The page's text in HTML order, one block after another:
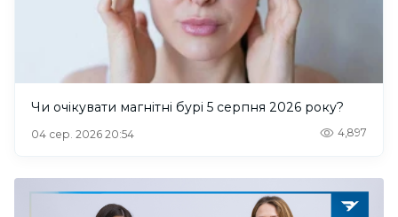
Чи очікувати магнітні бурі 5 серпня 2026 року?
04 сер. 2026 20:54 4,897